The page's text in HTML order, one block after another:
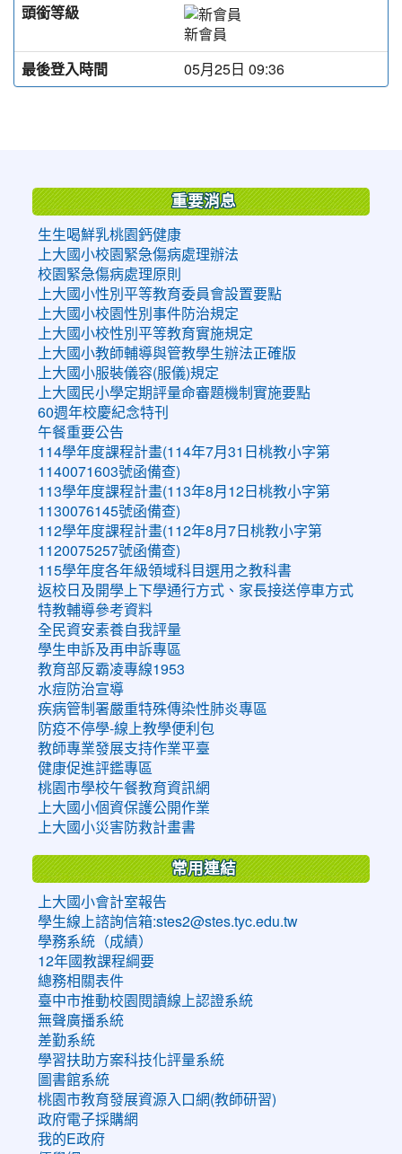
頭銜等級
新會員
最後登入時間
05月25日 09:36
重要消息
生生喝鮮乳桃園鈣健康
上大國小校園緊急傷病處理辦法
校園緊急傷病處理原則
上大國小性別平等教育委員會設置要點
上大國小校園性別事件防治規定
上大國小校性別平等教育實施規定
上大國小教師輔導與管教學生辦法正確版
上大國小服裝儀容(服儀)規定
上大國民小學定期評量命審題機制實施要點
60週年校慶紀念特刊
午餐重要公告
114學年度課程計畫(114年7月31日桃教小字第
1140071603號函備查)
113學年度課程計畫(113年8月12日桃教小字第
1130076145號函備查)
112學年度課程計畫(112年8月7日桃教小字第
1120075257號函備查)
115學年度各年級領域科目選用之教科書
返校日及開學上下學通行方式、家長接送停車方式
特教輔導參考資料
全民資安素養自我評量
學生申訴及再申訴專區
教育部反霸凌專線1953
水痘防治宣導
疾病管制署嚴重特殊傳染性肺炎專區
防疫不停學-線上教學便利包
教師專業發展支持作業平臺
健康促進評鑑專區
桃園市學校午餐教育資訊網
上大國小個資保護公開作業
上大國小災害防救計畫書
常用連結
上大國小會計室報告
學生線上諮詢信箱:stes2@stes.tyc.edu.tw
學務系統（成績）
12年國教課程綱要
總務相關表件
臺中市推動校園閱讀線上認證系統
無聲廣播系統
差勤系統
學習扶助方案科技化評量系統
圖書館系統
桃園市教育發展資源入口網(教師研習)
政府電子採購網
我的E政府